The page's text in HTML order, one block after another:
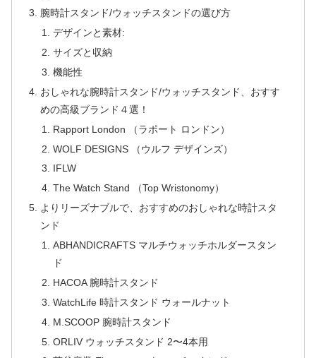
腕時計スタンド/ウォッチスタンドの選び方
デザインと素材:
サイズと収納
機能性
おしゃれな腕時計スタンド/ウォッチスタンド、おすす
めの高級ブランド４選！
Rapport London （ラポート ロンドン）
WOLF DESIGNS （ウルフ デザインズ）
IFLW
The Watch Stand （Top Wristonomy）
よりリーズナブルで、おすすめのおしゃれな時計スタ
ンド
ABHANDICRAFTS マルチウォッチホルダースタン
ド
HACOA 腕時計スタンド
WatchLife 時計スタンド ウォールナット
M.SCOOP 腕時計スタンド
ORLIV ウォッチスタンド 2〜4本用